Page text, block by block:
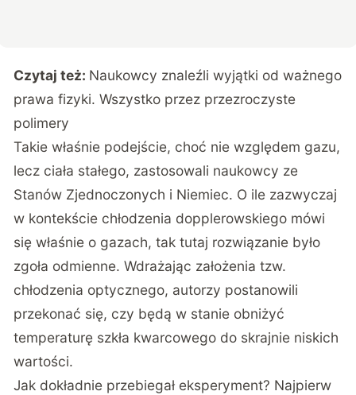
Czytaj też: Naukowcy znaleźli wyjątki od ważnego
prawa fizyki. Wszystko przez przezroczyste
polimery
Takie właśnie podejście, choć nie względem gazu,
lecz ciała stałego, zastosowali naukowcy ze
Stanów Zjednoczonych i Niemiec. O ile zazwyczaj
w kontekście chłodzenia dopplerowskiego mówi
się właśnie o gazach, tak tutaj rozwiązanie było
zgoła odmienne. Wdrażając założenia tzw.
chłodzenia optycznego, autorzy postanowili
przekonać się, czy będą w stanie obniżyć
temperaturę szkła kwarcowego do skrajnie niskich
wartości.
Jak dokładnie przebiegał eksperyment? Najpierw